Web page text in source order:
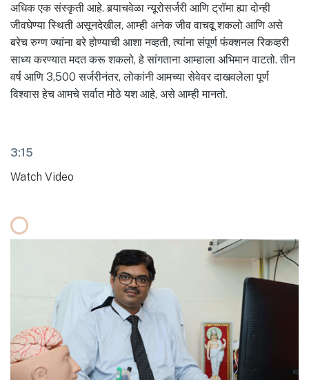
अधिक एक संस्कृती आहे. बर्‍याचवेळा न्यूरोसर्जरी आणि ट्रॉमा ह्या दोन्ही
जीवघेण्या स्थिती असूनदेखील, आम्ही अनेक जीव वाचवू शकलो आणि असे
बरेच रुग्ण ज्यांना बरे होण्याची आशा नव्हती, त्यांना संपूर्ण फंक्शनल रिकव्हरी
साध्य करण्यात मदत करू शकलो, हे सांगताना आम्हाला अभिमान वाटतो. तीन
वर्ष आणि 3,500 सर्जरीनंतर, लोकांनी आमच्या सेवेवर दाखवलेला पूर्ण
विश्वास हेच आमचे सर्वात मोठे यश आहे, असे आम्ही मानतो.
3:15
Watch Video